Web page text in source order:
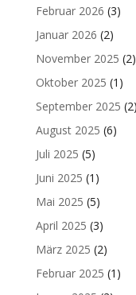
Februar 2026 (3)
Januar 2026 (2)
November 2025 (2)
Oktober 2025 (1)
September 2025 (2)
August 2025 (6)
Juli 2025 (5)
Juni 2025 (1)
Mai 2025 (5)
April 2025 (3)
März 2025 (2)
Februar 2025 (1)